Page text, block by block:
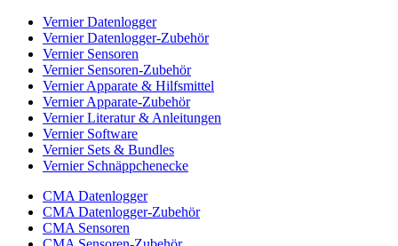
Vernier Datenlogger
Vernier Datenlogger-Zubehör
Vernier Sensoren
Vernier Sensoren-Zubehör
Vernier Apparate & Hilfsmittel
Vernier Apparate-Zubehör
Vernier Literatur & Anleitungen
Vernier Software
Vernier Sets & Bundles
Vernier Schnäppchenecke
CMA Datenlogger
CMA Datenlogger-Zubehör
CMA Sensoren